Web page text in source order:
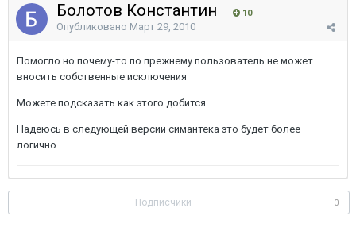
Болотов Константин 10
Опубликовано Март 29, 2010
Помогло но почему-то по прежнему пользователь не может
вносить собственные исключения
Можете подсказать как этого добится
Надеюсь в следующей версии симантека это будет более
логично
Подписчики 0